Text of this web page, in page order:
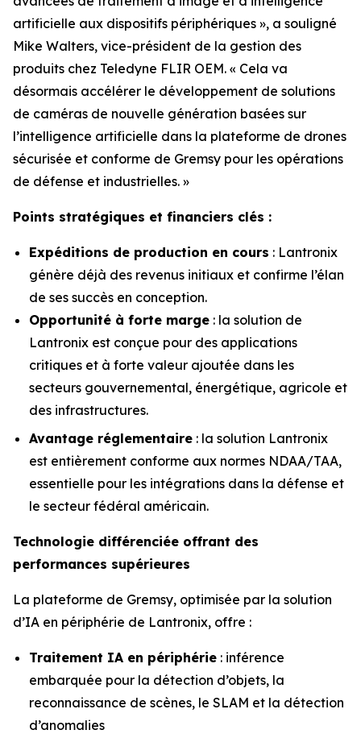
artificielle aux dispositifs périphériques », a souligné
Mike Walters, vice-président de la gestion des
produits chez Teledyne FLIR OEM. « Cela va
désormais accélérer le développement de solutions
de caméras de nouvelle génération basées sur
l’intelligence artificielle dans la plateforme de drones
sécurisée et conforme de Gremsy pour les opérations
de défense et industrielles. »
Points stratégiques et financiers clés :
Expéditions de production en cours : Lantronix
génère déjà des revenus initiaux et confirme l’élan
de ses succès en conception.
Opportunité à forte marge : la solution de
Lantronix est conçue pour des applications
critiques et à forte valeur ajoutée dans les
secteurs gouvernemental, énergétique, agricole et
des infrastructures.
Avantage réglementaire : la solution Lantronix
est entièrement conforme aux normes NDAA/TAA,
essentielle pour les intégrations dans la défense et
le secteur fédéral américain.
Technologie différenciée offrant des
performances supérieures
La plateforme de Gremsy, optimisée par la solution
d’IA en périphérie de Lantronix, offre :
Traitement IA en périphérie : inférence
embarquée pour la détection d’objets, la
reconnaissance de scènes, le SLAM et la détection
d’anomalies